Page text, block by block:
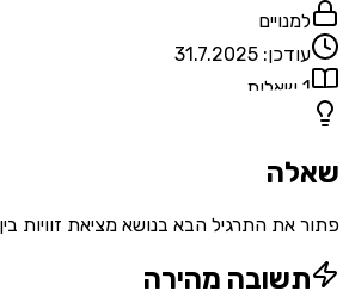
למנויים
עודכן: 31.7.2025
1 שאלות
שאלה
פתור את התרגיל הבא בנושא מציאת זוויות
תשובה מהירה